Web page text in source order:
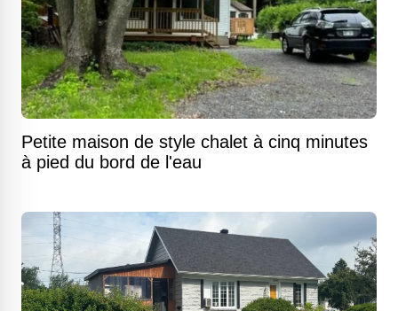
Petite maison de style chalet à cinq minutes
à pied du bord de l'eau